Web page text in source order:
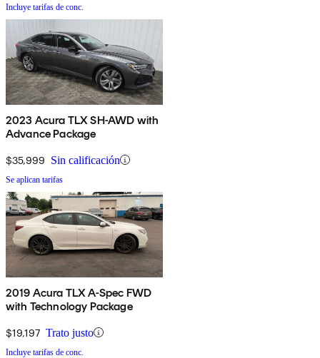
Incluye tarifas de conc.
2023 Acura TLX SH-AWD with
Advance Package
$35,999 Sin calificación
Se aplican tarifas
2019 Acura TLX A-Spec FWD
with Technology Package
$19,197 Trato justo
Incluye tarifas de conc.